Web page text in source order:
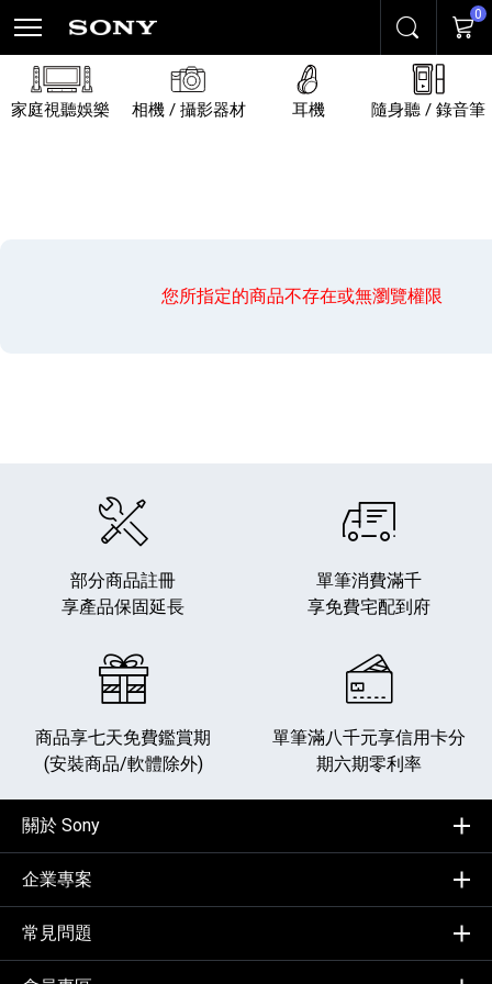
搜尋 購物
0
家庭視聽娛樂 相機 / 攝影器材 耳機 隨身聽 / 錄音筆
您所指定的商品不存在或無瀏覽權限
部分商品註冊
享產品保固延長
單筆消費滿千
享免費宅配到府
商品享七天免費鑑賞期
(安裝商品/軟體除外)
單筆滿八千元享信用卡分
期六期零利率
關於 Sony
企業專案
常見問題